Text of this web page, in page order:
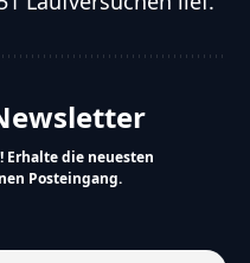
Erhalte die neuesten
Posteingang.